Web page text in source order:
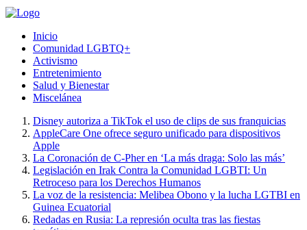
Inicio
Comunidad LGBTQ+
Activismo
Entretenimiento
Salud y Bienestar
Miscelánea
Disney autoriza a TikTok el uso de clips de sus franquicias
AppleCare One ofrece seguro unificado para dispositivos
Apple
La Coronación de C-Pher en ‘La más draga: Solo las más’
Legislación en Irak Contra la Comunidad LGBTI: Un
Retroceso para los Derechos Humanos
La voz de la resistencia: Melibea Obono y la lucha LGTBI en
Guinea Ecuatorial
Redadas en Rusia: La represión oculta tras las fiestas